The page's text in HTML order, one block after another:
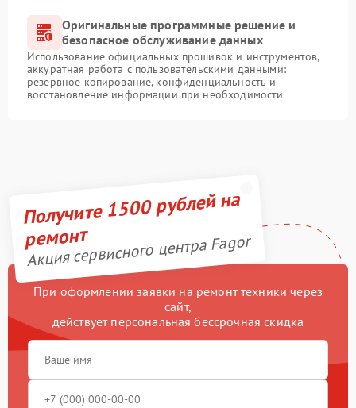
Оригинальные программные решение и
безопасное обслуживание данных
Использование официальных прошивок и инструментов,
аккуратная работа с пользовательскими данными:
резервное копирование, конфиденциальность и
восстановление информации при необходимости
Получите 1500 рублей на
ремонт
Акция сервисного центра Fagor
При оформлении заявки на ремонт техники через
сайт,
действует персональная бессрочная скидка